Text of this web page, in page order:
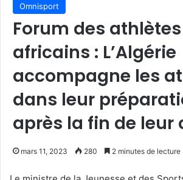
Omnisport
Forum des athlètes
africains : L’Algérie
accompagne les
dans leur
après la fin de leur
mars 11, 2023 280 2 minutes de lecture